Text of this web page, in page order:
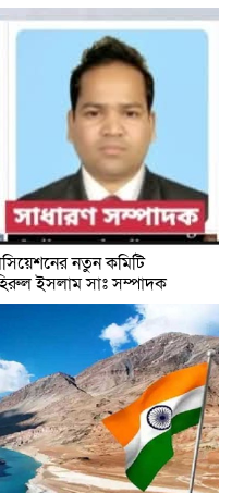
নতুন কমিটি
ইসলাম সাঃ সম্পাদক